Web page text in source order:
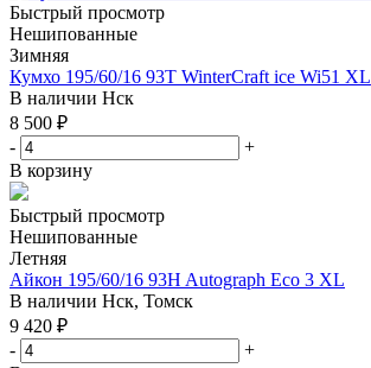
Быстрый просмотр
Нешипованные
Зимняя
Кумхо 195/60/16 93T WinterCraft ice Wi51 XL
В наличии Нск
8 500 ₽
-
+
В корзину
Быстрый просмотр
Нешипованные
Летняя
Айкон 195/60/16 93H Autograph Eco 3 XL
В наличии Нск, Томск
9 420 ₽
-
+